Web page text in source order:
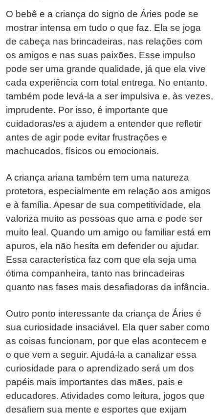
O bebê e a criança do signo de Áries pode se
mostrar intensa em tudo o que faz. Ela se joga
de cabeça nas brincadeiras, nas relações com
os amigos e nas suas paixões. Esse impulso
pode ser uma grande qualidade, já que ela vive
cada experiência com total entrega. No entanto,
também pode levá-la a ser impulsiva e, às vezes,
imprudente. Por isso, é importante que
cuidadoras/es a ajudem a entender que refletir
antes de agir pode evitar frustrações e
machucados, físicos ou emocionais.
A criança ariana também tem uma natureza
protetora, especialmente em relação aos amigos
e à família. Apesar de sua competitividade, ela
valoriza muito as pessoas que ama e pode ser
muito leal. Quando um amigo ou familiar está em
apuros, ela não hesita em defender ou ajudar.
Essa característica faz com que ela seja uma
ótima companheira, tanto nas brincadeiras
quanto nas fases mais desafiadoras da infância.
Outro ponto interessante da criança de Áries é
sua curiosidade insaciável. Ela quer saber como
as coisas funcionam, por que elas acontecem e
o que vem a seguir. Ajudá-la a canalizar essa
curiosidade para o aprendizado será um dos
papéis mais importantes das mães, pais e
educadores. Atividades como leitura, jogos que
desafiem sua mente e esportes que exijam